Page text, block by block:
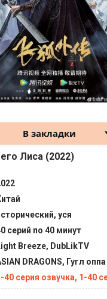
В закладки
Лиса (2022)
уся
серий по 40 минут
Breeze, DubLikTV
DRAGONS, Гугл оппа
40 серия озвучка, 1-40